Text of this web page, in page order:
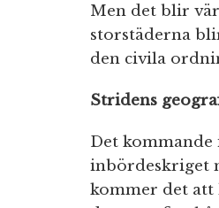
Men det blir
storstäderna
den civila
Stridens
Det
inbördeskriget
kommer det att